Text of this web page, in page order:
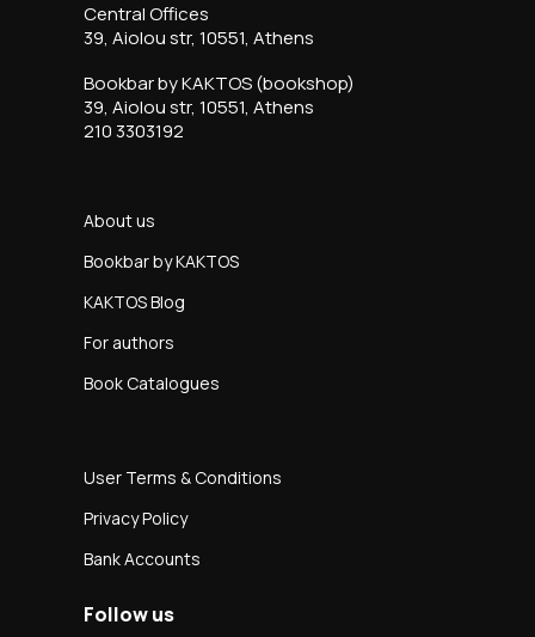
Central Offices
39, Aiolou str, 10551, Athens
Bookbar by KAKTOS (bookshop)
39, Aiolou str, 10551, Athens
210 3303192
About us
Bookbar by KAKTOS
KAKTOS Blog
For authors
Book Catalogues
User Terms & Conditions
Privacy Policy
Bank Accounts
Follow us